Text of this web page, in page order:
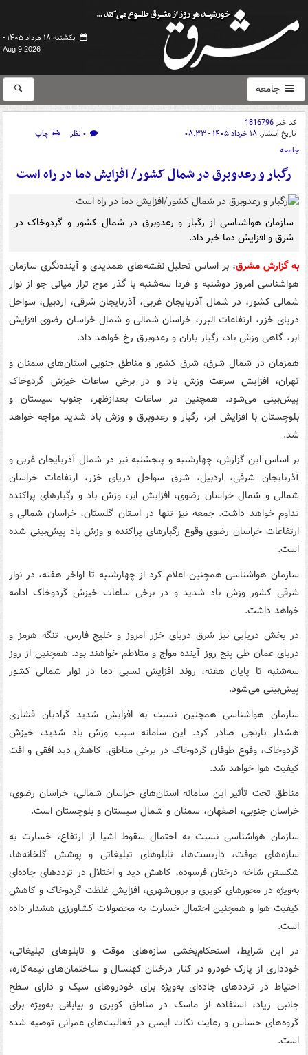
یکشنبه ۱۸ مرداد ۱۴۰۵ -
Aug 9 2026
جامعه
کد خبر1816796
تاریخ انتشار: ۱۸ خرداد ۱۴۰۵ - ۰۸:۳۳ ۰ نظر
چاپ
جامعه
رگبار و رعدوبرق در شمال کشور/ افزایش دما در راه است
سازمان هواشناسی از رگبار و رعدوبرق در شمال کشور و گردوخاک در
شرق و افزایش دما خبر داد.
به گزارش مشرق، بر اساس تحلیل نقشه‌های همدیدی و آینده‌نگری سازمان
هواشناسی امروز دوشنبه و فردا سه‌شنبه با گذر موج تراز میانی جو از نوار
شمالی کشور، در شمال آذربایجان غربی، آذربایجان شرقی، اردبیل، سواحل
دریای خزر، ارتفاعات البرز، خراسان شمالی و شمال خراسان رضوی افزایش
ابر، گاهی وزش باد، رگبار باران و رعدوبرق رخ خواهد داد.
همزمان در شمال شرق، شرق کشور و مناطق جنوبی استان‌های سمنان و
تهران، افزایش سرعت وزش باد و در برخی ساعات خیزش گردوخاک
پیش‌بینی می‌شود. همچنین در ساعات بعدازظهر، جنوب سیستان و
بلوچستان با افزایش ابر، رگبار و رعدوبرق و وزش باد شدید مواجه خواهد
شد.
بر اساس این گزارش، چهارشنبه و پنجشنبه نیز در شمال آذربایجان غربی و
آذربایجان شرقی، اردبیل، شرق سواحل دریای خزر، ارتفاعات خراسان
شمالی و شمال خراسان رضوی، افزایش ابر، وزش باد و رگبارهای پراکنده
تداوم خواهد داشت. جمعه نیز تنها در استان گلستان، خراسان شمالی و
ارتفاعات خراسان رضوی وقوع رگبارهای پراکنده و وزش باد پیش‌بینی شده
است.
سازمان هواشناسی همچنین اعلام کرد از چهارشنبه تا اواخر هفته، در نوار
شرقی کشور وزش باد شدید و در برخی ساعات خیزش گردوخاک ادامه
خواهد داشت.
در بخش دریایی نیز شرق دریای خزر امروز و خلیج فارس، تنگه هرمز و
دریای عمان طی پنج روز آینده مواج و متلاطم خواهند بود. همچنین از روز
سه‌شنبه تا پایان هفته، روند افزایش نسبی دما در نوار شمالی کشور
پیش‌بینی می‌شود.
سازمان هواشناسی همچنین نسبت به افزایش شدید گرادیان فشاری
هشدار نارنجی صادر کرد. این سامانه سبب وزش باد شدید، خیزش
گردوخاک، وقوع طوفان گردوخاک در برخی مناطق، کاهش دید افقی و افت
کیفیت هوا خواهد شد.
مناطق تحت تأثیر این سامانه استان‌های خراسان شمالی، خراسان رضوی،
خراسان جنوبی، اصفهان، سمنان و شمال سیستان و بلوچستان است.
سازمان هواشناسی نسبت به احتمال سقوط اشیا از ارتفاع، خسارت به
سازه‌های موقت، داربست‌ها، تابلوهای تبلیغاتی و پوشش گلخانه‌ها،
شکستن شاخه درختان فرسوده، کاهش دید و اختلال در ترددهای جاده‌ای
به‌ویژه در محورهای کویری و برون‌شهری، افزایش غلظت گردوخاک و کاهش
کیفیت هوا و همچنین احتمال خسارت به محصولات کشاورزی هشدار داده
است.
در این شرایط، استحکام‌بخشی سازه‌های موقت و تابلوهای تبلیغاتی،
خودداری از پارک خودرو در کنار درختان کهنسال و ساختمان‌های نیمه‌کاره،
احتیاط در ترددهای جاده‌ای به‌ویژه برای خودروهای سبک و دارای سطح
جانبی زیاد، استفاده از ماسک در مناطق کویری و بیابانی به‌ویژه برای
گروه‌های حساس و رعایت نکات ایمنی در فعالیت‌های عمرانی توصیه شده
است.